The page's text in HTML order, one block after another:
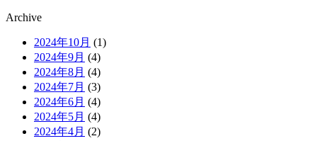
Archive
2024年10月 (1)
2024年9月 (4)
2024年8月 (4)
2024年7月 (3)
2024年6月 (4)
2024年5月 (4)
2024年4月 (2)